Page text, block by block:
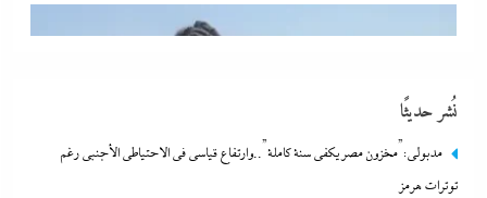
نُشر حديثًا
مدبولي:”مخزون مصر يكفي سنة كاملة”..وارتفاع قياسي في الاحتياطي الأجنبي رغم
توترات هرمز